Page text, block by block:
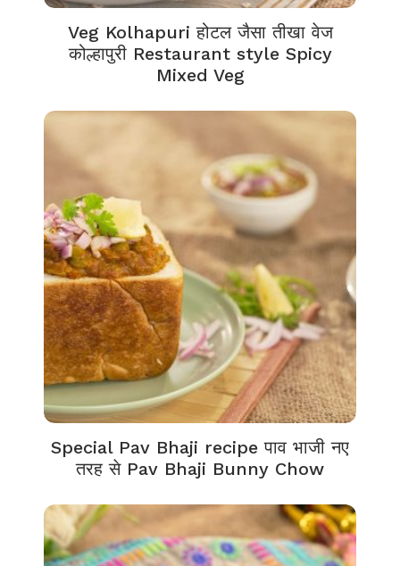
Veg Kolhapuri होटल जैसा तीखा वेज
कोल्हापुरी Restaurant style Spicy
Mixed Veg
Special Pav Bhaji recipe पाव भाजी नए
तरह से Pav Bhaji Bunny Chow